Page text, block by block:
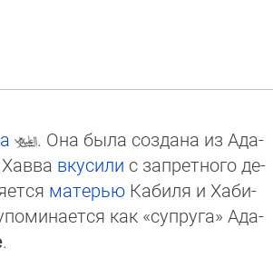
. Она была соз­дана из Ада­
вкусили с запретного де­
матерью Кабиля и Ха­би­
как «супруга» Ада­
.